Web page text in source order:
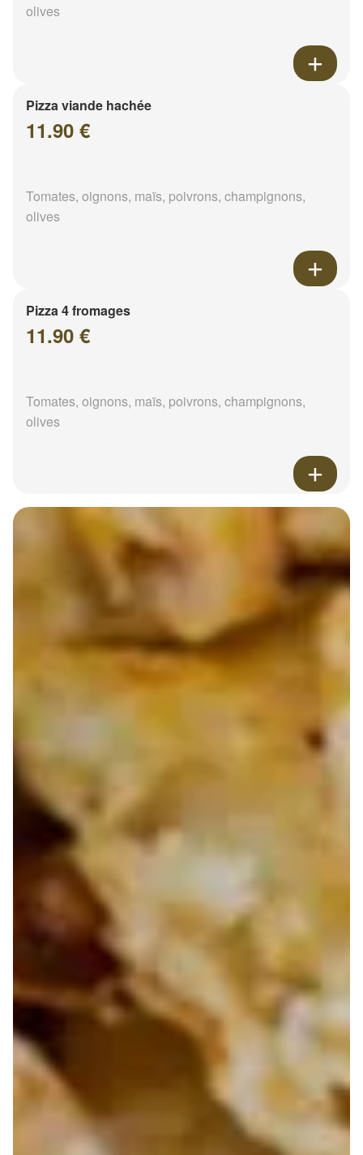
olives
Pizza viande hachée
11.90 €
Tomates, oignons, maïs, poivrons, champignons,
olives
Pizza 4 fromages
11.90 €
Tomates, oignons, maïs, poivrons, champignons,
olives